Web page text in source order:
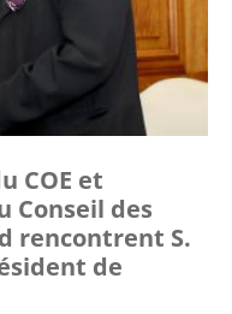
COE et
Conseil des
rencontrent S.
de